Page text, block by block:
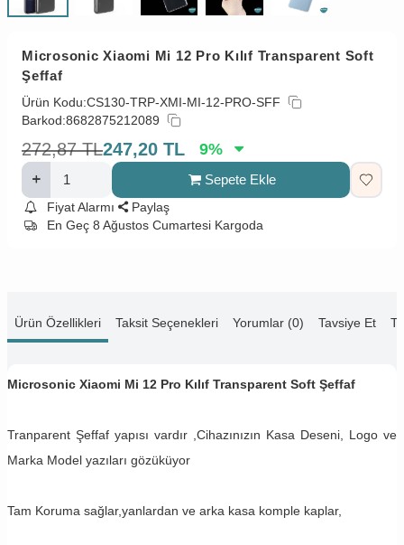
Microsonic Xiaomi Mi 12 Pro Kılıf Transparent Soft
Şeffaf
Ürün Kodu:CS130-TRP-XMI-MI-12-PRO-SFF
Barkod:8682875212089
272,87 TL247,20 TL 9%
Sepete Ekle
Fiyat Alarmı
Paylaş
En Geç 8 Ağustos Cumartesi Kargoda
Ürün Özellikleri Taksit Seçenekleri Yorumlar (0) Tavsiye Et
Microsonic Xiaomi Mi 12 Pro Kılıf Transparent Soft Şeffaf
Tranparent Şeffaf yapısı vardır ,Cihazınızın Kasa Deseni, Logo ve
Marka Model yazıları gözüküyor
Tam Koruma sağlar,yanlardan ve arka kasa komple kaplar,